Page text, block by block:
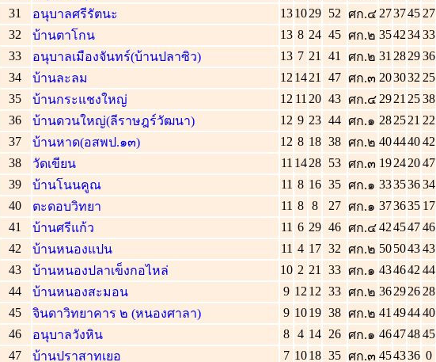
31
อนุบาลศรีรัตนะ 131029 52 ศก.๔ 273745 27
32
บ้านตาโกน 13 8 24 45 ศก.๒ 35423433
33
อนุบาลเมืองจันทร์(บ้านปลาซิว) 13 7 21 41 ศก.๒ 31 282936
34
บ้านละลม 12 1421 47 ศก.๓ 203032 25
35
บ้านกระแชงใหญ่ 12 11 20 43 ศก.๔ 2921 2538
36
บ้านดวนใหญ่(ลีราษฎร์วัฒนา) 12 9 23 44 ศก.๑ 282521 22
37
บ้านหาด(อสพป.๑๓) 12 8 18 38 ศก.๒ 40444042
38
วัดเขียน 11 1428 53 ศก.๓ 19242047
39
บ้านโนนคูณ 11 8 16 35 ศก.๑ 33353634
40
ตะดอบวิทยา 11 8 8 27 ศก.๑ 373635 17
41
บ้านศรีแก้ว 11 6 29 46 ศก.๔42454746
42
บ้านหนองแปน 11 4 17 32 ศก.๒ 50504343
43
บ้านหนองปลาเข็งกอไหล่ 10 2 21 33 ศก.๑ 434642 44
44
บ้านหนองสะมอน 9 12 12 33 ศก.๒ 362926 28
45
จินดาวิทยาคาร ๒ (หนองศาลา) 9 1019 38 ศก.๒ 41 494440
46
อนุบาลวังหิน 8 4 14 26 ศก.๑ 46474845
47
บ้านปราสาทเยอ 7 1018 35 ศก.๓ 454336 0